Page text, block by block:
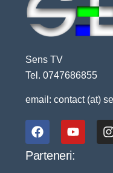
Sens TV
Tel. 0747686855
email: contact (at)
Parteneri: